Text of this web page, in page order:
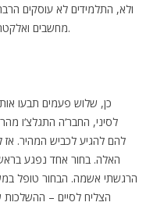
ולא, התלמידים לא עוסקים
מחשבים ואלקטרוניקה. הם כותבים תוכניות לבניית רובוטים.
כן, שלוש פעמים תבעו
לסיני, החבר‘ה התגלצ‘ו
להם להגיע לכביש המהיר. אז
האלה. בחור אחד נפגע בראשו,
הרגשתי אשמה. הבחור טופל
הצליח לסיים – ההשלכות